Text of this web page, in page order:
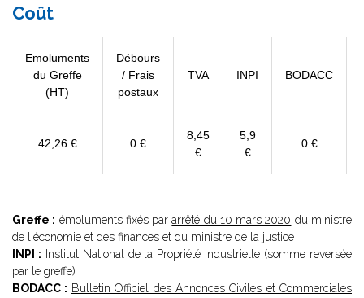
Coût
Emoluments
du Greffe
(HT)
Débours
/ Frais
postaux
TVA INPI BODACC
42,26 € 0 €
8,45
€
5,9
€
0 €
Greffe : émoluments fixés pararrêté du 10 mars 2020 du ministre
de l'économie et des finances et du ministre de la justice
INPI : Institut National de la Propriété Industrielle (somme reversée
par le greffe)
BODACC : Bulletin Officiel des Annonces Civiles et Commerciales